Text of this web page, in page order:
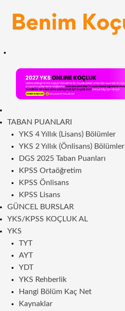
TABAN PUANLARI
YKS 4 Yıllık (Lisans) Bölümler
YKS 2 Yıllık (Önlisans) Bölümler
DGS 2025 Taban Puanları
KPSS Ortaöğretim
KPSS Önlisans
KPSS Lisans
GÜNCEL BURSLAR
YKS/KPSS KOÇLUK AL
YKS
TYT
AYT
YDT
YKS Rehberlik
Hangi Bölüm Kaç Net
Kaynaklar